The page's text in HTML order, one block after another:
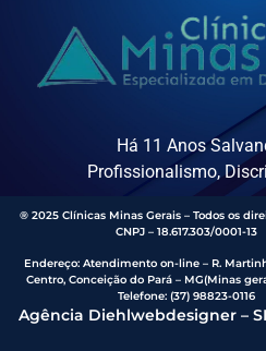
Há 11 Anos
Profissionalismo,
® 2025 Clínicas Minas Gerais – Todos os
CNPJ – 18.617.303/0001-13
Endereço: Atendimento on-line – R.
Centro, Conceição do Pará – MG(Minas
Telefone:(37) 98823-0116
Agência Diehlwebdesigner –